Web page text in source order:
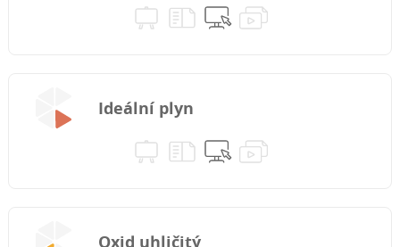
Ideální plyn
Oxid uhličitý